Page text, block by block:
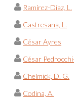
Ramírez-Díaz, L.
Castresana, L.
César Ayres
César
Chelmick, D. G.
Codina, A.